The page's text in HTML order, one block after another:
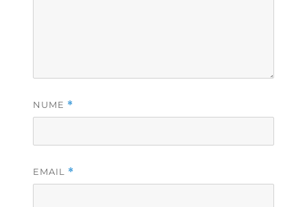
NUME *
EMAIL *